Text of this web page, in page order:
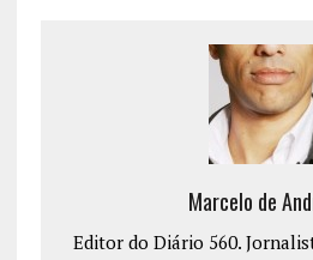
Marcelo de
Editor do Diário 560.